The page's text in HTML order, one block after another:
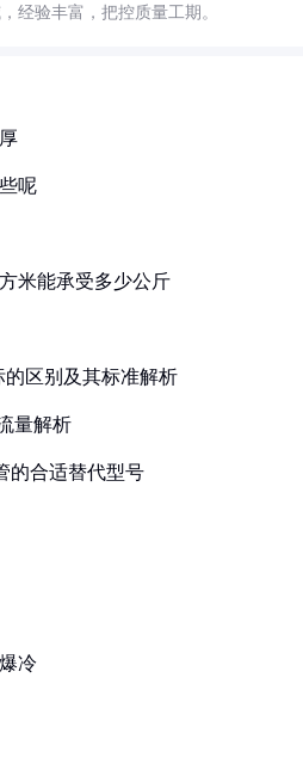
经验丰富，把控质量工期。
呢
米能承受多少公斤
的区别及其标准解析
量解析
的合适替代型号
冷